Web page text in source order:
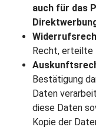
auch für das
Recht, erteilte
Bestätigung
Daten
diese Daten
Kopie der